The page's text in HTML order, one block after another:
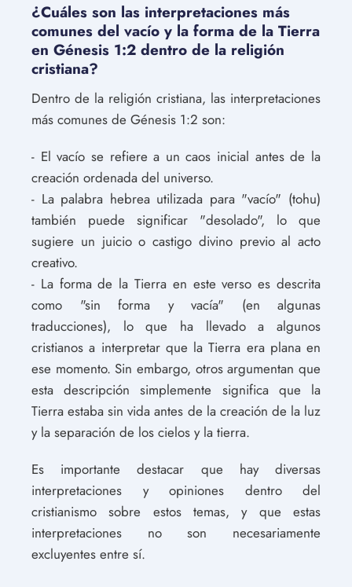
¿Cuáles son las interpretaciones más
comunes del vacío y la forma de la Tierra
en Génesis 1:2 dentro de la religión
cristiana?
Dentro de la religión cristiana, las interpretaciones
más comunes de Génesis 1:2 son:
- El vacío se refiere a un caos inicial antes de la
creación ordenada del universo.
- La palabra hebrea utilizada para "vacío" (tohu)
también puede significar "desolado", lo que
sugiere un juicio o castigo divino previo al acto
creativo.
- La forma de la Tierra en este verso es descrita
como "sin forma y vacía" (en algunas
traducciones), lo que ha llevado a algunos
cristianos a interpretar que la Tierra era plana en
ese momento. Sin embargo, otros argumentan que
esta descripción simplemente significa que la
Tierra estaba sin vida antes de la creación de la luz
y la separación de los cielos y la tierra.
Es importante destacar que hay diversas
interpretaciones y opiniones dentro del
cristianismo sobre estos temas, y que estas
interpretaciones no son necesariamente
excluyentes entre sí.